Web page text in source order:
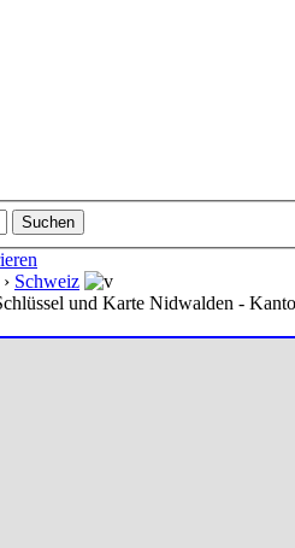
› Schweiz
und Karte Nidwalden -